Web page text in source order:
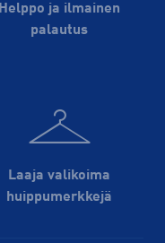
Helppo ja ilmainen
palautus
Laaja valikoima
huippu­merkkejä